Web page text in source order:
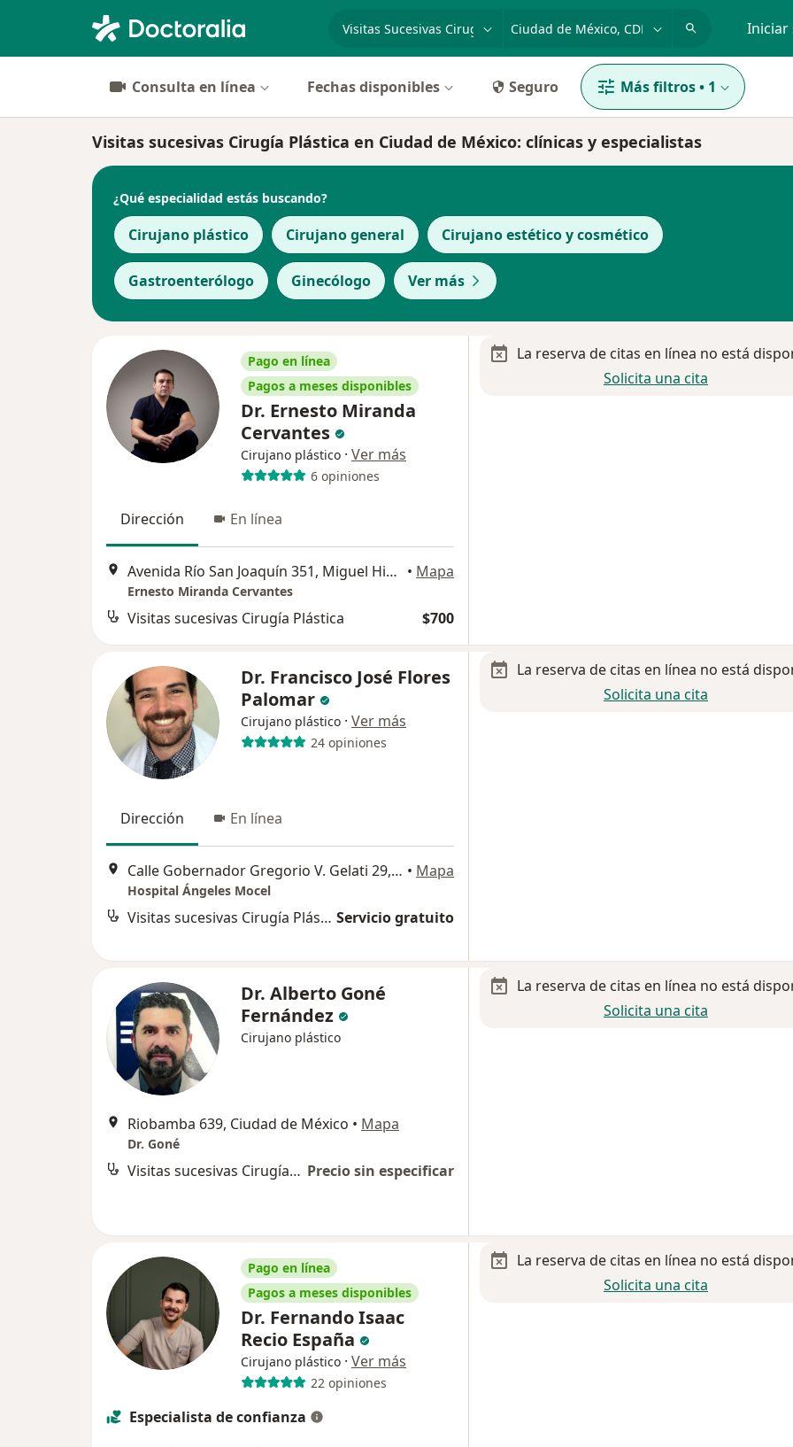
p. ej. Guadalajara Iniciar
Consulta en línea Fechas disponibles Seguro Más filtros• 1
Visitas sucesivas Cirugía Plástica en Ciudad de México: clínicas y especialistas
¿Qué especialidad estás buscando?
Cirujano plástico Cirujano general Cirujano estético y cosmético
Gastroenterólogo Ginecólogo Ver más
Pago en línea
Pagos a meses disponibles
Dr. Ernesto Miranda
Cervantes
Cirujano plástico · Ver más
6 opiniones
Dirección En línea
Avenida Río San Joaquín 351, Miguel Hidalgo • Mapa
Ernesto Miranda Cervantes
Visitas sucesivas Cirugía Plástica $700
La reserva de citas en línea no está
Solicita una cita
Dr. Francisco José Flores
Palomar
Cirujano plástico · Ver más
24 opiniones
Dirección En línea
Calle Gobernador Gregorio V. Gelati 29, Miguel Hidalgo • Mapa
Hospital Ángeles Mocel
Visitas sucesivas Cirugía Plástica Servicio gratuito
La reserva de citas en línea no está
Solicita una cita
Dr. Alberto Goné
Fernández
Cirujano plástico
Riobamba 639, Ciudad de México • Mapa
Dr. Goné
Visitas sucesivas Cirugía Plástica Precio sin especificar
La reserva de citas en línea no está
Solicita una cita
Pago en línea
Pagos a meses disponibles
Dr. Fernando Isaac
Recio España
Cirujano plástico · Ver más
22 opiniones
Especialista de confianza
La reserva de citas en línea no está
Solicita una cita